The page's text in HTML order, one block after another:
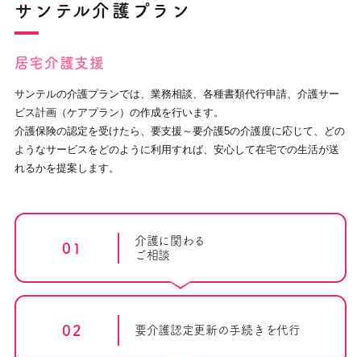
サンテル介護プラン
居宅介護支援
サンテルの介護プランでは、業務相談、各種書類代行申請、介護サー
ビス計画（ケアプラン）の作成を行います。
介護保険の認定を受けたら、要支援～要介護5の介護度に応じて、どの
ようなサービスをどのように利用すれば、安心して在宅での生活が送
れるかを提案します。
01
介護に関わる
ご相談
02 要介護認定 更新の手続きを代行